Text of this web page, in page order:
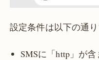
設定条件は以下の通り
SMSに「http」が